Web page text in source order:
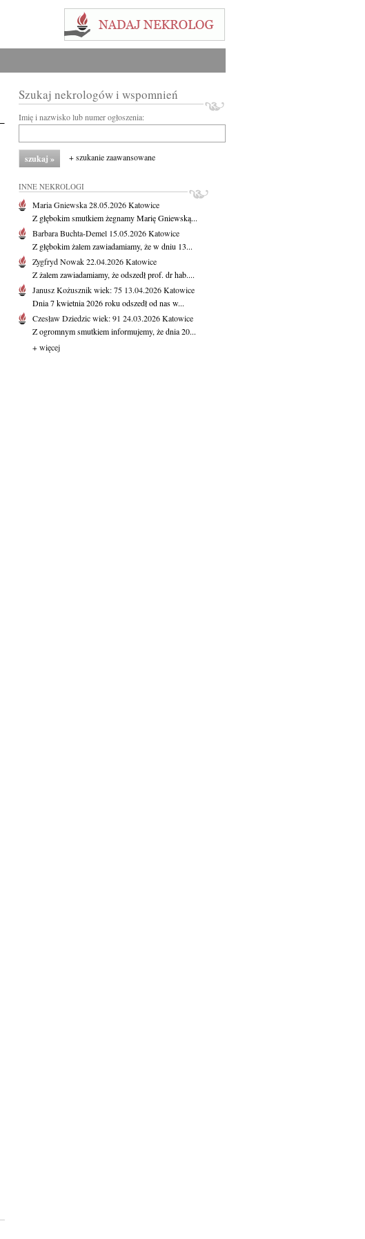
Szukaj nekrologów i wspomnień
Imię i nazwisko lub numer ogłoszenia:
+ szukanie zaawansowane
INNE NEKROLOGI
Maria Gniewska28.05.2026Katowice
Z głębokim smutkiem żegnamy Marię Gniewską...
Barbara Buchta-Demel 15.05.2026Katowice
Z głębokim żalem zawiadamiamy, że w dniu 13...
Zygfryd Nowak22.04.2026Katowice
Z żalem zawiadamiamy, że odszedł prof. dr hab....
Janusz Kożusznikwiek: 75 13.04.2026Katowice
Dnia 7 kwietnia 2026 roku odszedł od nas w...
Czesław Dziedzicwiek: 91 24.03.2026Katowice
Z ogromnym smutkiem informujemy, że dnia 20...
+ więcej